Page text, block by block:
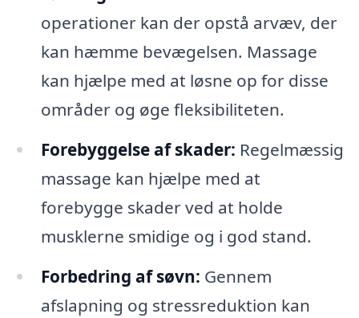
operationer kan der opstå arvæv, der
kan hæmme bevægelsen. Massage
kan hjælpe med at løsne op for disse
områder og øge fleksibiliteten.
Forebyggelse af skader: Regelmæssig
massage kan hjælpe med at
forebygge skader ved at holde
musklerne smidige og i god stand.
Forbedring af søvn: Gennem
afslapning og stressreduktion kan